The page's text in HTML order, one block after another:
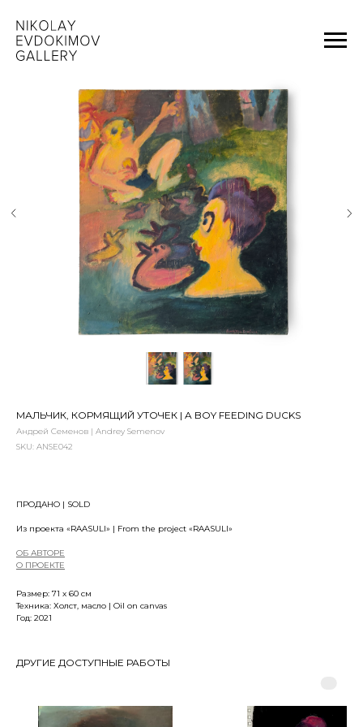
МАЛЬЧИК, КОРМЯЩИЙ УТОЧЕК | A BOY FEEDING DUCKS
Андрей Семенов | Andrey Semenov
SKU: ANSE042
ПРОДАНО | SOLD
Из проекта «RAASULI» | From the project «RAASULI»
ОБ АВТОРЕ
О ПРОЕКТЕ
Размер: 71 x 60 см
Техника: Холст, масло | Oil on canvas
Год: 2021
ДРУГИЕ ДОСТУПНЫЕ РАБОТЫ